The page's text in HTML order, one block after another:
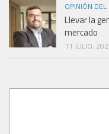
OPINIÓN DEL
Llevar la
mercado
11 JULIO,